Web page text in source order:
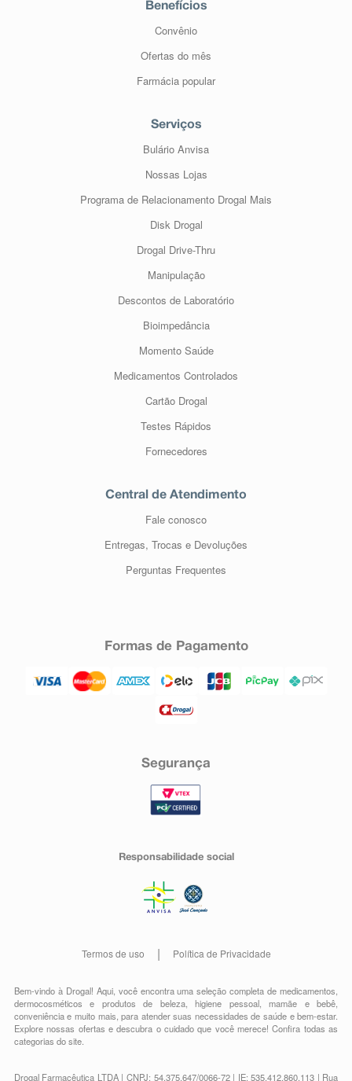
Benefícios
Convênio
Ofertas do mês
Farmácia popular
Serviços
Bulário Anvisa
Nossas Lojas
Programa de Relacionamento Drogal Mais
Disk Drogal
Drogal Drive-Thru
Manipulação
Descontos de Laboratório
Bioimpedância
Momento Saúde
Medicamentos Controlados
Cartão Drogal
Testes Rápidos
Fornecedores
Central de Atendimento
Fale conosco
Entregas, Trocas e Devoluções
Perguntas Frequentes
Formas de Pagamento
Segurança
Responsabilidade social
Termos de uso Política de Privacidade
Bem-vindo à Drogal! Aqui, você encontra uma seleção completa demedicamentos
dermocosméticos e produtos de beleza,higiene pessoal,mamãe e bebê
conveniênciae muito mais, para atender suas necessidades de saúde e bem-estar.
Explore nossas ofertas e descubra o cuidado que você merece!Confira todas as
categorias do site.
Drogal Farmacêutica LTDA | CNPJ: 54.375.647/0066-72 | IE: 535.412.860.113 | Rua